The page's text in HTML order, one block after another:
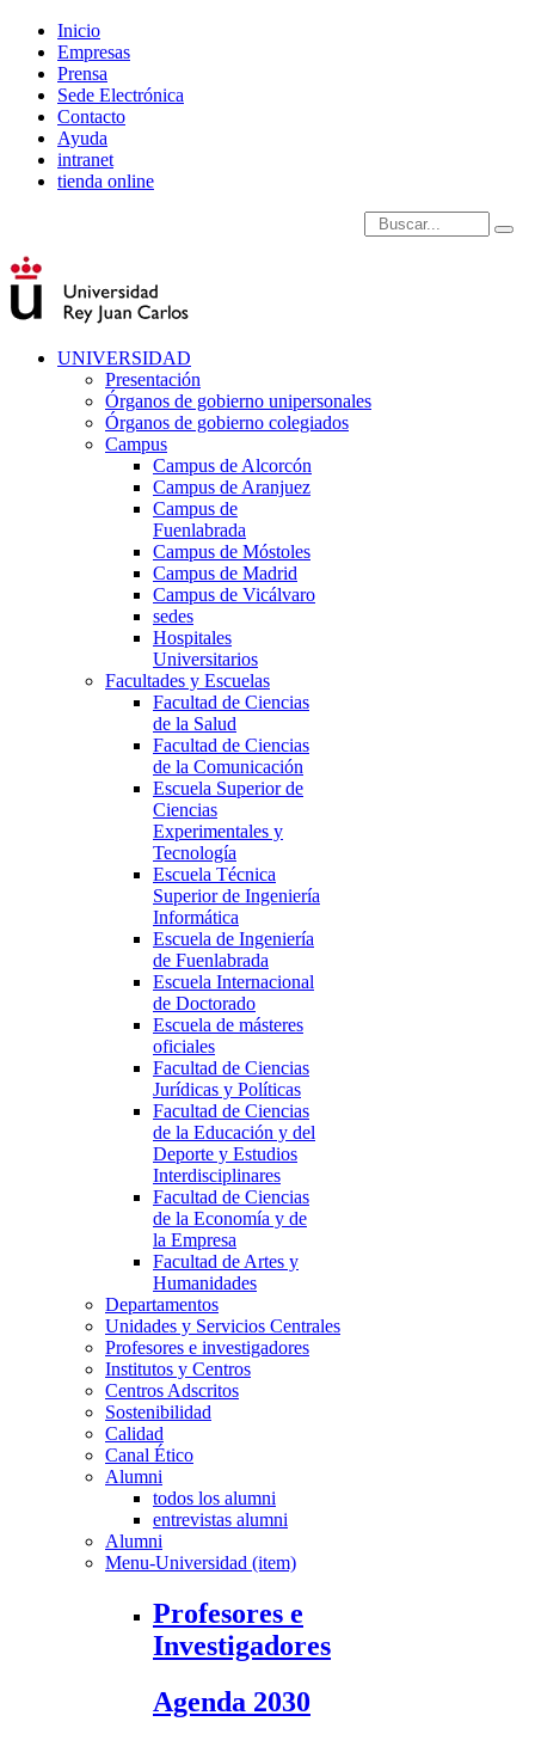
Inicio
Empresas
Prensa
Sede Electrónica
Contacto
Ayuda
intranet
tienda online
Introduce términos de
UNIVERSIDAD
Presentación
Órganos de gobierno unipersonales
Órganos de gobierno colegiados
Campus
Campus de Alcorcón
Campus de Aranjuez
Campus de
Fuenlabrada
Campus de Móstoles
Campus de Madrid
Campus de Vicálvaro
sedes
Hospitales
Universitarios
Facultades y Escuelas
Facultad de Ciencias
de la Salud
Facultad de Ciencias
de la Comunicación
Escuela Superior de
Ciencias
Experimentales y
Tecnología
Escuela Técnica
Superior de Ingeniería
Informática
Escuela de Ingeniería
de Fuenlabrada
Escuela Internacional
de Doctorado
Escuela de másteres
oficiales
Facultad de Ciencias
Jurídicas y Políticas
Facultad de Ciencias
de la Educación y del
Deporte y Estudios
Interdisciplinares
Facultad de Ciencias
de la Economía y de
la Empresa
Facultad de Artes y
Humanidades
Departamentos
Unidades y Servicios Centrales
Profesores e investigadores
Institutos y Centros
Centros Adscritos
Sostenibilidad
Calidad
Canal Ético
Alumni
todos los alumni
entrevistas alumni
Alumni
Menu-Universidad (item)
Profesores e
Investigadores
Agenda 2030